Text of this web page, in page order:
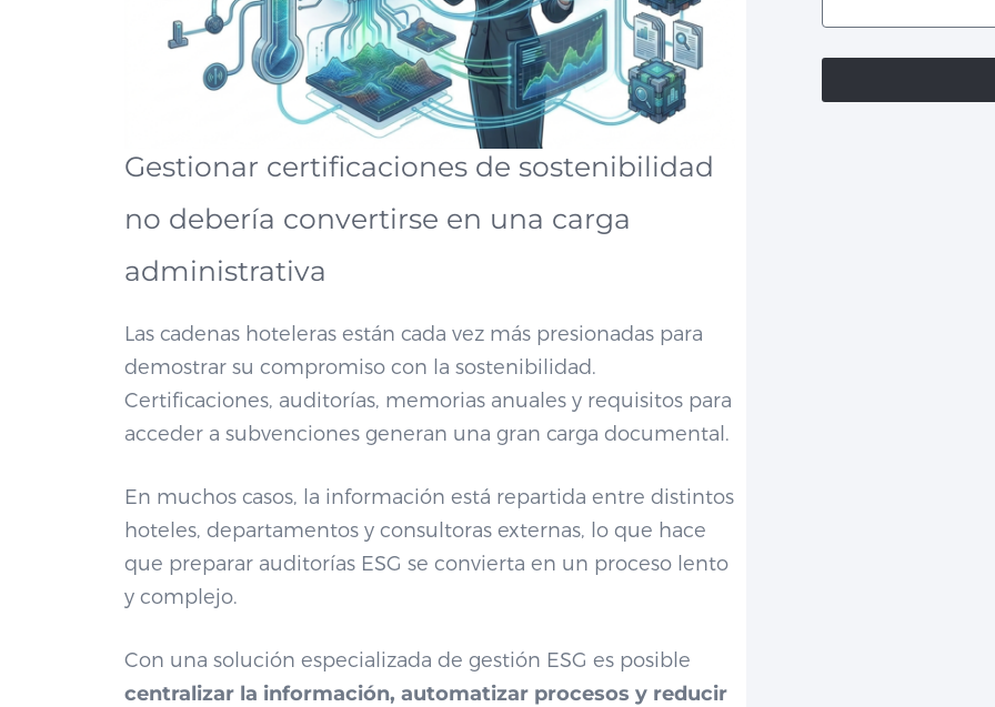
Gestionar certificaciones de sostenibilidad
no debería convertirse en una carga
administrativa
Las cadenas hoteleras están cada vez más presionadas para
demostrar su compromiso con la sostenibilidad.
Certificaciones, auditorías, memorias anuales y requisitos para
acceder a subvenciones generan una gran carga documental.
En muchos casos, la información está repartida entre distintos
hoteles, departamentos y consultoras externas, lo que hace
que preparar auditorías ESG se convierta en un proceso lento
y complejo.
Con una solución especializada de gestión ESG es posible
centralizar la información, automatizar procesos y reducir